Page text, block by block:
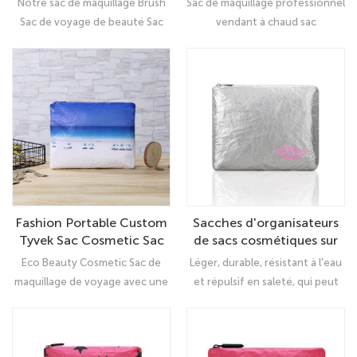
crédit supplémentaires à
l'intérieur.
Notre sac de maquillage Brush
Sac de voyage de beauté Sac
résistant à l'eau et répulsif en
saleté, qui peut très bien
protéger vos effets personnels.
cosmétiques portables
Sac de maquillage professionnel
vendant à chaud sac
léger et durable Hlippers sur la
conception d'étanchéité,
protection lisse et serrée.
Fashion Portable Custom
Tyvek Sac Cosmetic Sac
grand
Eco Beauty Cosmetic Sac de
maquillage de voyage avec une
Sacches d'organisateurs
de sacs cosmétiques sur
mesure pour femmes
Léger, durable, résistant à l'eau
et répulsif en saleté, qui peut